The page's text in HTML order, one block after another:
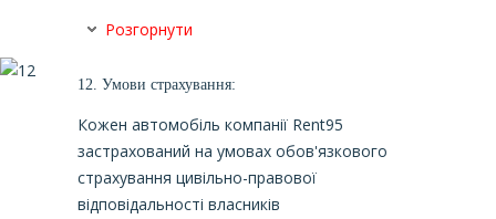
Розгорнути
12. Умови страхування:
Кожен автомобіль компанії Rent95
застрахований на умовах обов'язкового
страхування цивільно-правової
відповідальності власників